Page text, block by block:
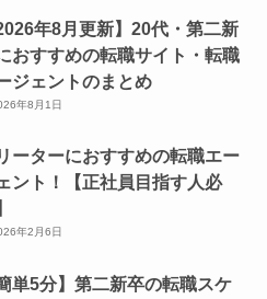
2026年8月更新】20代・第二新
おすすめの転職サイト・転職
ジェントのまとめ
年8月1日
ーターにおすすめの転職エー
ント！【正社員目指す人必
年2月6日
簡単5分】第二新卒の転職スケ